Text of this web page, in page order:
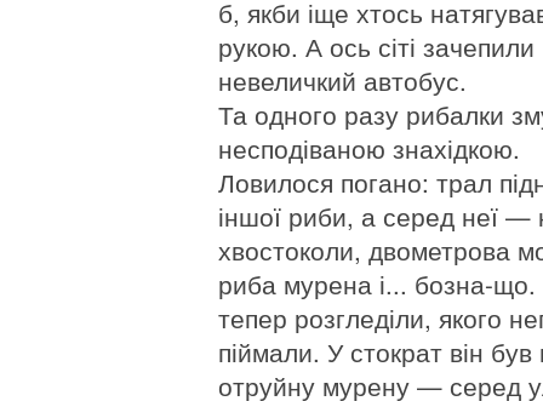
б, якби іще хтось
рукою. А ось сіті
невеличкий автобус.
Та одного разу рибалки
несподіваною знахідкою.
Ловилося погано: трал
іншої риби, а серед неї —
хвостоколи, двометрова
риба мурена і... бозна-що.
тепер розгледіли, якого
піймали. У стократ він
отруйну мурену — серед